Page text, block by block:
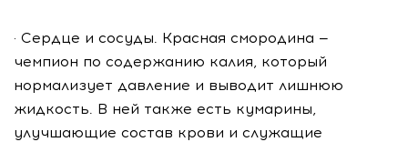
· Сердце и сосуды. Красная смородина —
чемпион по содержанию калия, который
нормализует давление и выводит лишнюю
жидкость. В ней также есть кумарины,
улучшающие состав крови и служащие